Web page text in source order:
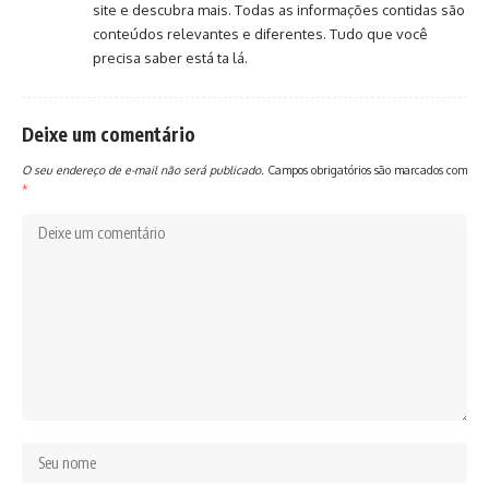
site e descubra mais. Todas as informações contidas são
conteúdos relevantes e diferentes. Tudo que você
precisa saber está ta lá.
Deixe um comentário
O seu endereço de e-mail não será publicado. Campos obrigatórios são marcados com
*